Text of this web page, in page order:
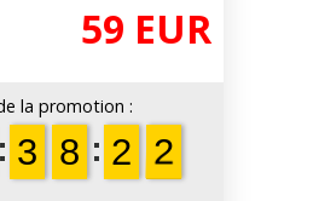
59 EUR
la promotion :
0
0
3
3 0
0
8
8 0
0
2
2 1
1
0